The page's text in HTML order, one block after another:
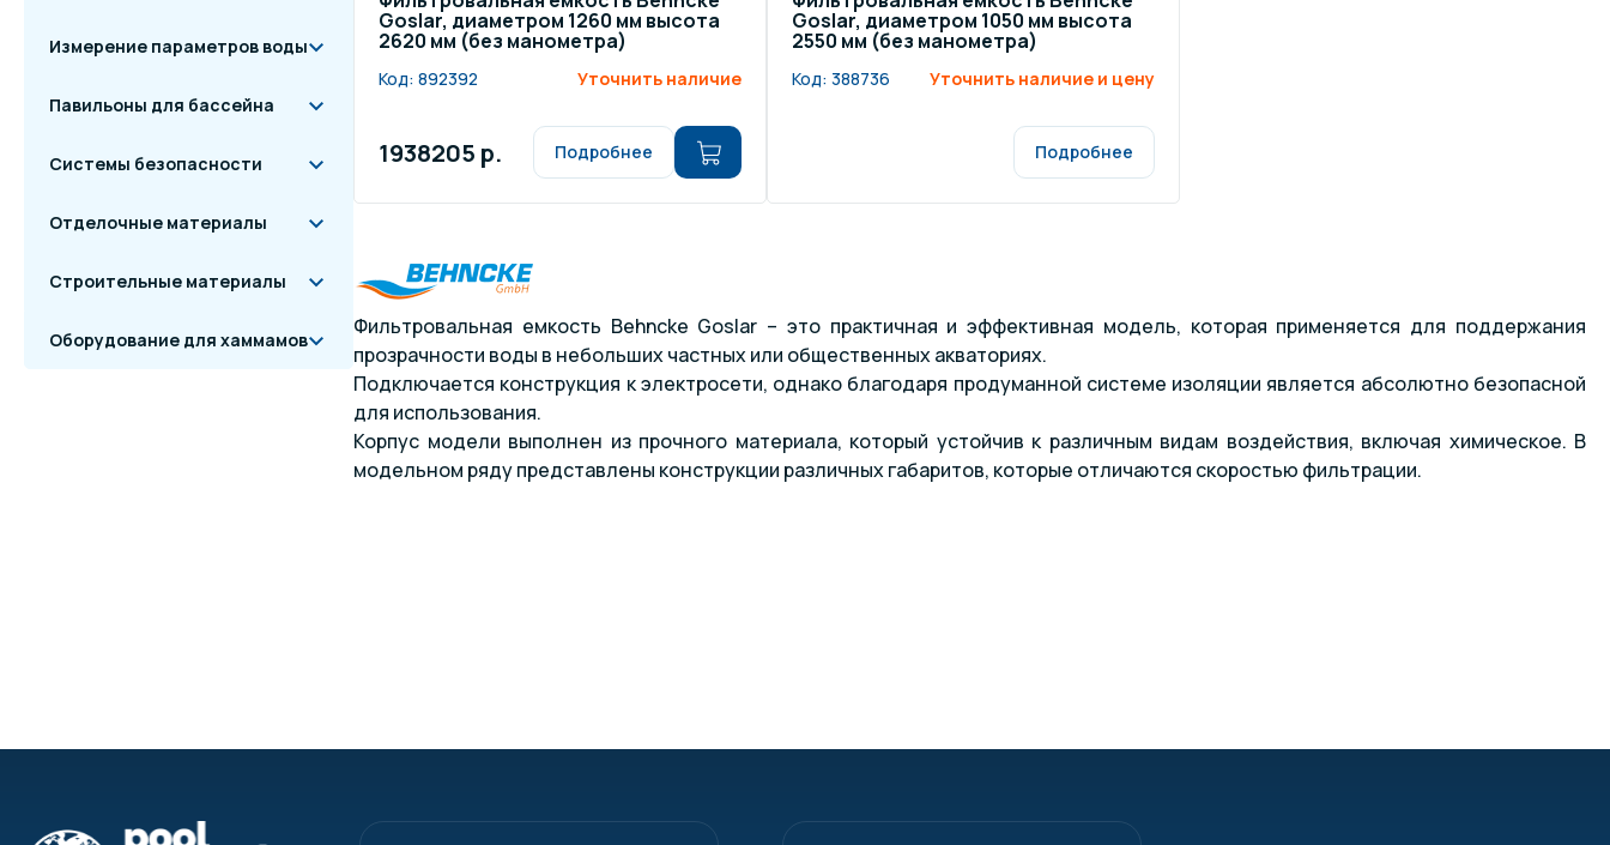
Измерение параметров воды
Павильоны для бассейна
Системы безопасности
Отделочные материалы
Строительные материалы
Оборудование для хаммамов
Goslar, диаметром 1260 мм высота
2620 мм (без манометра)
Код: 892392 Уточнить наличие
1938205 р. Подробнее
Goslar, диаметром 1050 мм высота
2550 мм (без манометра)
Код: 388736 Уточнить наличие и цену
Подробнее
Фильтровальная емкость Behncke Goslar – это практичная и эффективная модель, которая применяется для поддержания
прозрачности воды в небольших частных или общественных акваториях.
Подключается конструкция к электросети, однако благодаря продуманной системе изоляции является абсолютно безопасной
для использования.
Корпус модели выполнен из прочного материала, который устойчив к различным видам воздействия, включая химическое. В
модельном ряду представлены конструкции различных габаритов, которые отличаются скоростью фильтрации.